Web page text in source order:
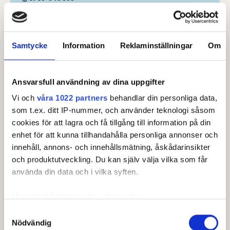
Samtycke Information Reklaminställningar Om
Ansvarsfull användning av dina uppgifter
Vi och våra 1022 partners behandlar din personliga data,
som t.ex. ditt IP-nummer, och använder teknologi såsom
cookies för att lagra och få tillgång till information på din
enhet för att kunna tillhandahålla personliga annonser och
innehåll, annons- och innehållsmätning, åskådarinsikter
och produktutveckling. Du kan själv välja vilka som får
använda din data och i vilka syften.
kan ha en noggrannhet på upp till flera meter
Nödvändig
Klasser & ronder
Pojkar
HCP
Pojk: +8.0 - 10.0
Ålder
Pojk: 13-21
Spelform
1